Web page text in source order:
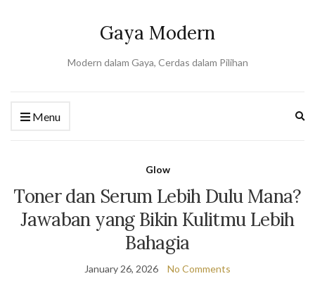
Gaya Modern
Modern dalam Gaya, Cerdas dalam Pilihan
Menu
Glow
Toner dan Serum Lebih Dulu Mana?
Jawaban yang Bikin Kulitmu Lebih
Bahagia
January 26, 2026 No Comments